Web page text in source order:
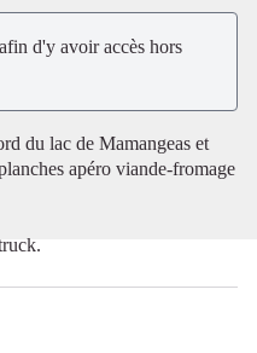
l'image en plein écran
d'y avoir accès hors
du lac de Mamangeas et
apéro viande-fromage